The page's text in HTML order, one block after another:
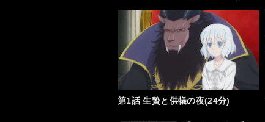
第1話 生贄と供犠の夜(24分)